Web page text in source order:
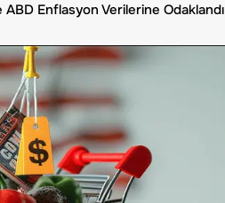
ABD Enflasyon Verilerine Odaklandı